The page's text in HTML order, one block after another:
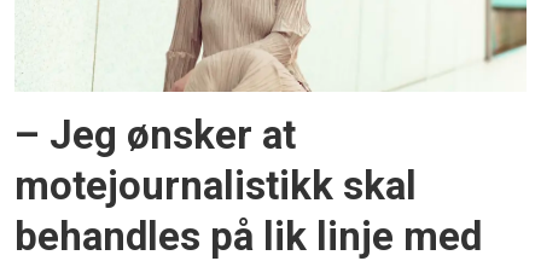
– Jeg ønsker at
motejournalistikk skal
behandles på lik linje med